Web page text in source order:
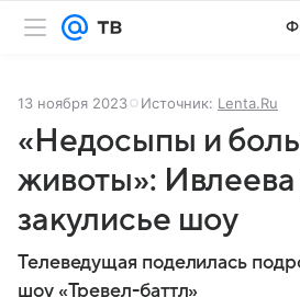
13 ноября 2023 Источник: Lenta.Ru
«Недосыпы и
животы»:
закулисье шоу
Телеведущая поделилась
шоу «Тревел-баттл»